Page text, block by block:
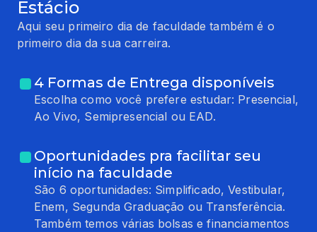
Estácio
Aqui seu primeiro dia de faculdade também é o
primeiro dia da sua carreira.
4 Formas de Entrega disponíveis
Escolha como você prefere estudar: Presencial,
Ao Vivo, Semipresencial ou EAD.
Oportunidades pra facilitar seu
início na faculdade
São 6 oportunidades: Simplificado, Vestibular,
Enem, Segunda Graduação ou Transferência.
Também temos várias bolsas e financiamentos